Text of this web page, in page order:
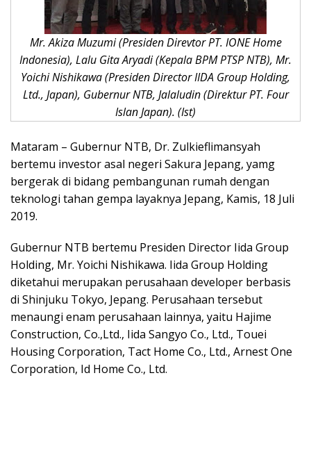
Mr. Akiza Muzumi (Presiden Direvtor PT. IONE Home
Indonesia), Lalu Gita Aryadi (Kepala BPM PTSP NTB), Mr.
Yoichi Nishikawa (Presiden Director IIDA Group Holding,
Ltd., Japan), Gubernur NTB, Jalaludin (Direktur PT. Four
Islan Japan). (Ist)
Mataram – Gubernur NTB, Dr. Zulkieflimansyah
bertemu investor asal negeri Sakura Jepang, yamg
bergerak di bidang pembangunan rumah dengan
teknologi tahan gempa layaknya Jepang, Kamis, 18 Juli
2019.
Gubernur NTB bertemu Presiden Director Iida Group
Holding, Mr. Yoichi Nishikawa. Iida Group Holding
diketahui merupakan perusahaan developer berbasis
di Shinjuku Tokyo, Jepang. Perusahaan tersebut
menaungi enam perusahaan lainnya, yaitu Hajime
Construction, Co.,Ltd., Iida Sangyo Co., Ltd., Touei
Housing Corporation, Tact Home Co., Ltd., Arnest One
Corporation, Id Home Co., Ltd.